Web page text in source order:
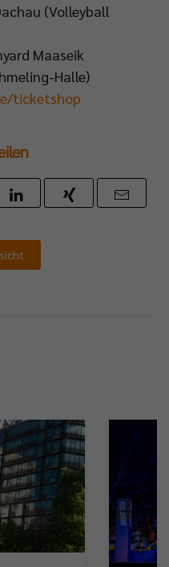
(Volleyball
Maaseik
Halle)
ticketshop